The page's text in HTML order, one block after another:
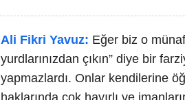
Ali Fikri Yavuz: Eğer biz o
yurdlarınızdan çıkın” diye bir
yapmazlardı. Onlar kendilerine